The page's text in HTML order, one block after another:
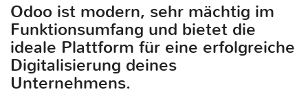
Odoo ist modern, sehr mächtig im
Funktionsumfang und bietet die
ideale Plattform für eine erfolgreiche
Digitalisierung deines
Unternehmens.